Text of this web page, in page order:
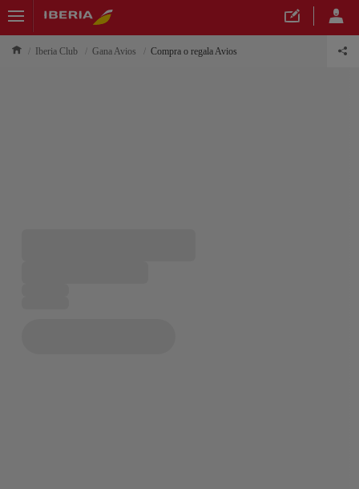
Iberia Club Gana Avios Compra o regala Avios